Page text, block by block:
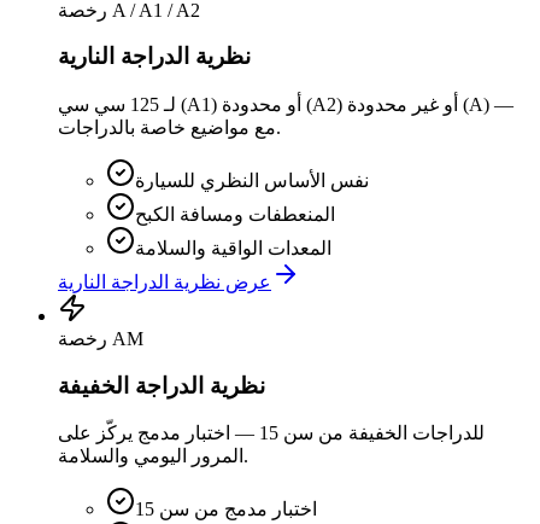
رخصة A / A1 / A2
نظرية الدراجة النارية
لـ 125 سي سي (A1) أو محدودة (A2) أو غير محدودة (A) —
مع مواضيع خاصة بالدراجات.
نفس الأساس النظري للسيارة
المنعطفات ومسافة الكبح
المعدات الواقية والسلامة
عرض نظرية الدراجة النارية
رخصة AM
نظرية الدراجة الخفيفة
للدراجات الخفيفة من سن 15 — اختبار مدمج يركّز على
المرور اليومي والسلامة.
اختبار مدمج من سن 15